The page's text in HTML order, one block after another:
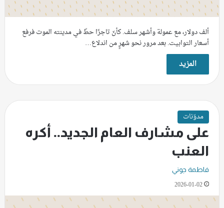
ألف دولار، مع عمولة وأشهر سلف. كأنّ تاجرًا حطّ في مدينته الموت فرفع
أسعار التوابيت. بعد مرور نحو شهرٍ من اندلاع…
المزيد
مدوّنات
على مشارف العام الجديد.. أكره
العنب
فاطمة جوني
2026-01-02